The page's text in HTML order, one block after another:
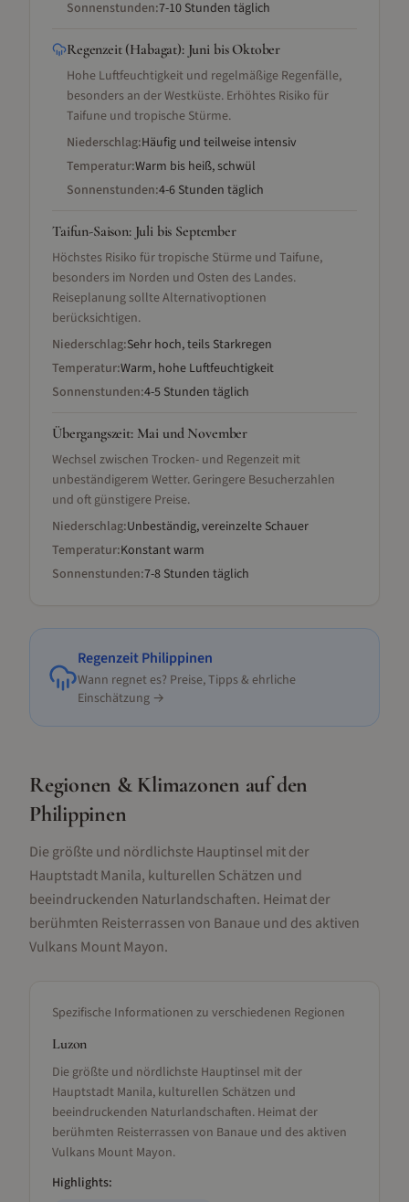
Sonnenstunden:7-10 Stunden täglich
Regenzeit (Habagat): Juni bis Oktober
Hohe Luftfeuchtigkeit und regelmäßige Regenfälle,
besonders an der Westküste. Erhöhtes Risiko für
Taifune und tropische Stürme.
Niederschlag:Häufig und teilweise intensiv
Temperatur:Warm bis heiß, schwül
Sonnenstunden:4-6 Stunden täglich
Taifun-Saison: Juli bis September
Höchstes Risiko für tropische Stürme und Taifune,
besonders im Norden und Osten des Landes.
Reiseplanung sollte Alternativoptionen
berücksichtigen.
Niederschlag:Sehr hoch, teils Starkregen
Temperatur:Warm, hohe Luftfeuchtigkeit
Sonnenstunden:4-5 Stunden täglich
Übergangszeit: Mai und November
Wechsel zwischen Trocken- und Regenzeit mit
unbeständigerem Wetter. Geringere Besucherzahlen
und oft günstigere Preise.
Niederschlag:Unbeständig, vereinzelte Schauer
Temperatur:Konstant warm
Sonnenstunden:7-8 Stunden täglich
RegenzeitPhilippinen
Wann regnet es? Preise, Tipps & ehrliche
Einschätzung →
Regionen & Klimazonen auf den
Philippinen
Die größte und nördlichste Hauptinsel mit der
Hauptstadt Manila, kulturellen Schätzen und
beeindruckenden Naturlandschaften. Heimat der
berühmten Reisterrassen von Banaue und des aktiven
Vulkans Mount Mayon.
Spezifische Informationen zu verschiedenen Regionen
Luzon
Die größte und nördlichste Hauptinsel mit der
Hauptstadt Manila, kulturellen Schätzen und
beeindruckenden Naturlandschaften. Heimat der
berühmten Reisterrassen von Banaue und des aktiven
Vulkans Mount Mayon.
Highlights: